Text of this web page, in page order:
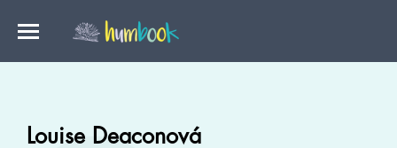
Louise Deaconová